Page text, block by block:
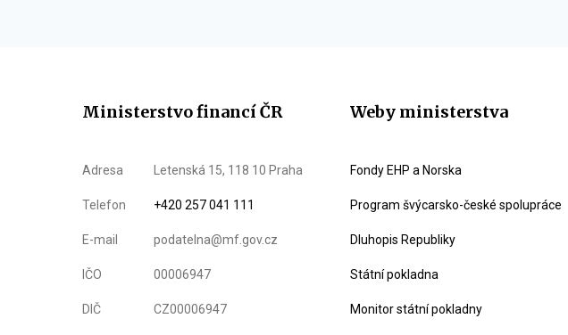
Ministerstvo financí ČR
Adresa Letenská 15, 118 10 Praha
Telefon +420 257 041 111
E-mail podatelna@mf.gov.cz
IČO 00006947
DIČ CZ00006947
Weby ministerstva
Fondy EHP a Norska
Program švýcarsko-české spolupráce
Dluhopis Republiky
Státní pokladna
Monitor státní pokladny